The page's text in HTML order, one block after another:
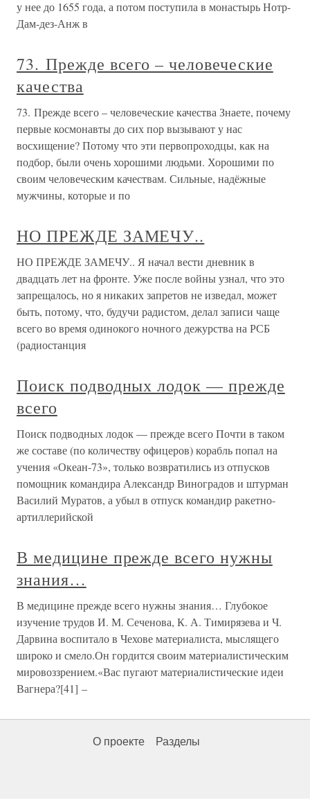
у нее до 1655 года, а потом поступила в монастырь Нотр-
Дам-дез-Анж в
73. Прежде всего – человеческие
качества
73. Прежде всего – человеческие качества Знаете, почему
первые космонавты до сих пор вызывают у нас
восхищение? Потому что эти первопроходцы, как на
подбор, были очень хорошими людьми. Хорошими по
своим человеческим качествам. Сильные, надёжные
мужчины, которые и по
НО ПРЕЖДЕ ЗАМЕЧУ..
НО ПРЕЖДЕ ЗАМЕЧУ.. Я начал вести дневник в
двадцать лет на фронте. Уже после войны узнал, что это
запрещалось, но я никаких запретов не изведал, может
быть, потому, что, будучи радистом, делал записи чаще
всего во время одинокого ночного дежурства на РСБ
(радиостанция
Поиск подводных лодок — прежде
всего
Поиск подводных лодок — прежде всего Почти в таком
же составе (по количеству офицеров) корабль попал на
учения «Океан-73», только возвратились из отпусков
помощник командира Александр Виноградов и штурман
Василий Муратов, а убыл в отпуск командир ракетно-
артиллерийской
В медицине прежде всего нужны
знания…
В медицине прежде всего нужны знания… Глубокое
изучение трудов И. М. Сеченова, К. А. Тимирязева и Ч.
Дарвина воспитало в Чехове материалиста, мыслящего
широко и смело.Он гордится своим материалистическим
мировоззрением.«Вас пугают материалистические идеи
Вагнера?[41] –
О проекте Разделы